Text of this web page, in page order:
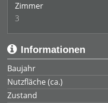
Zimmer
3
Informationen
Baujahr
Nutzfläche (ca.)
Zustand